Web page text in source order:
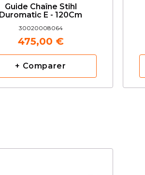
Guide Chaîne Stihl
Duromatic E - 120Cm
30020008064
475,00 €
+ Comparer